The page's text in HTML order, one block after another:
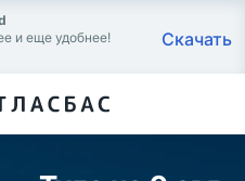
и еще удобнее!
Скачать